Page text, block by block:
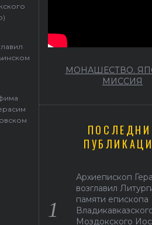
МОНАШЕСТВО.
МИССИЯ
Архиепископ
возглавил
памяти епископа
Моздокского